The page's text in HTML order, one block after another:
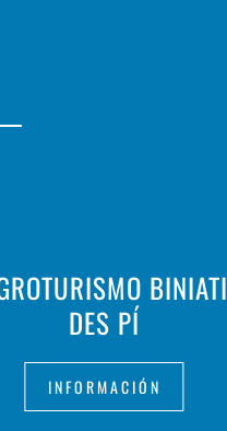
BINIATI
DES PÍ
INFORMACIÓN